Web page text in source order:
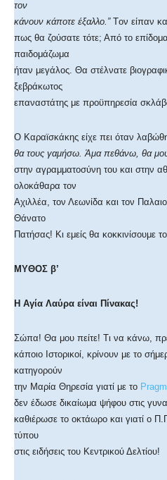
τον
κάνουν κάποτε έξαλλο.”Tον είπαν
πως θα ζούσατε τότε; Από το
παιδομάζωμα
ήταν μεγάλος. Θα στέλνατε
ξεβράκωτος
επαναστάτης με προϋπηρεσία
Ο Καραϊσκάκης είχε πει όταν
θα τους γαμήσω. Άμα πεθάνω, θα
στην αγραμματοσύνη του και στην
ολοκάθαρα τον
Αχιλλέα, τον Λεωνίδα και τον
Θάνατο
Πατήσας! Κι εμείς θα κοκκινίσουμε
ΜΥΘΟΣ β’
Η Αγία Λαύρα είναι Πίνακας!
Σώπα! Θα μου πείτε! Τι να κάνω,
κάποιο Ιστορικοί, κρίνουν με το
κατηγορούν
την Μαρία Θηρεσία γιατί με το
δεν έδωσε δικαίωμα ψήφου στις
καθιέρωσε το οκτάωρο και γιατί ο
τύπου
στις ειδήσεις του Κεντρικού Δελτίου!